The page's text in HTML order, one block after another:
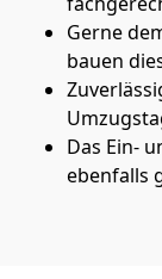
Gerne
bauen
Das Ein-
ebenfalls